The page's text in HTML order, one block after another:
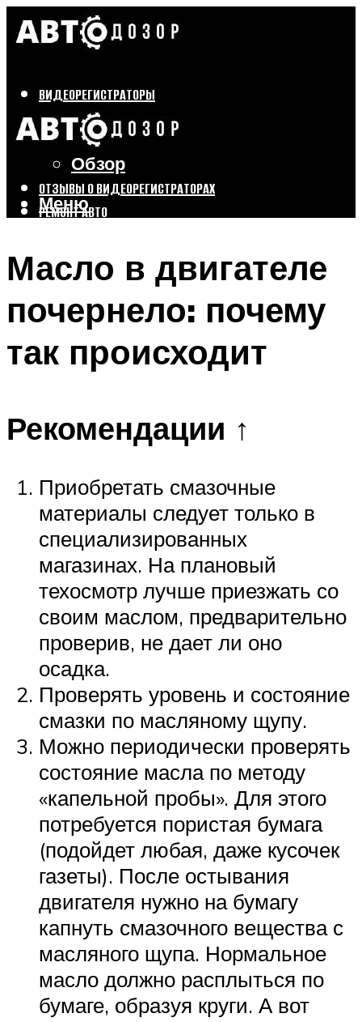
ВИДЕОРЕГИСТРАТОРЫ
Бренды
Выбор
Обзор
ОТЗЫВЫ О ВИДЕОРЕГИСТРАТОРАХ
РЕМОНТ АВТО
Меню
Масло в двигателе
почернело: почему
так происходит
Рекомендации ↑
Приобретать смазочные
материалы следует только в
специализированных
магазинах. На плановый
техосмотр лучше приезжать со
своим маслом, предварительно
проверив, не дает ли оно
осадка.
Проверять уровень и состояние
смазки по масляному щупу.
Можно периодически проверять
состояние масла по методу
«капельной пробы». Для этого
потребуется пористая бумага
(подойдет любая, даже кусочек
газеты). После остывания
двигателя нужно на бумагу
капнуть смазочного вещества с
масляного щупа. Нормальное
масло должно расплыться по
бумаге, образуя круги. А вот